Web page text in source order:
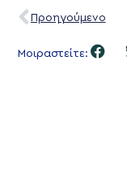
Προηγούμενο
Μοιραστείτε: